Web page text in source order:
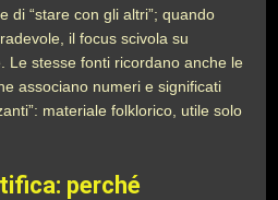
di “stare con gli altri”; quando
il focus scivola su
Le stesse fonti ricordano anche le
associano numeri e significati
materiale folklorico, utile solo
perché